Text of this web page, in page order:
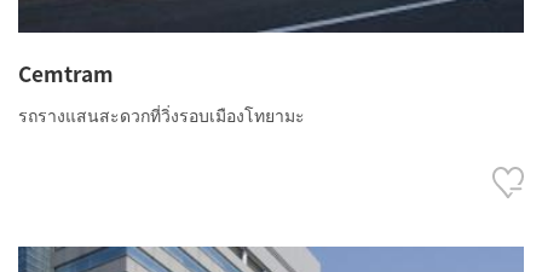
Cemtram
รถรางแสนสะดวกที่วิ่งรอบเมืองโทยามะ